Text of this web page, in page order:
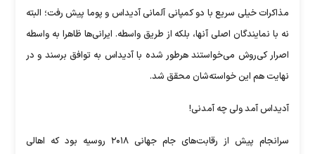
مذاکرات خیلی سریع با دو کمپانی آلمانی آدیداس و پوما پیش رفت؛ البته
نه با نمایندگان اصلی آنها، بلکه از طریق واسطه. ایرانی‌ها ظاهرا به واسطه
اصرار کی‌روش می‌خواستند هرطور شده با آدیداس به توافق برسند و در
نهایت هم این خواسته‌شان محقق شد.
آدیداس آمد ولی چه آمدنی!
سرانجام پیش از رقابت‌های جام جهانی ۲۰۱۸ روسیه بود که اهالی